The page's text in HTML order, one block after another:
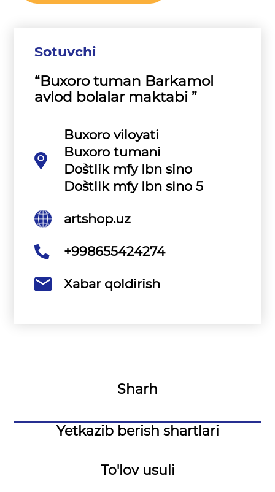
Sotuvchi
“Buxoro tuman Barkamol
avlod bolalar maktabi ”
Buxoro viloyati
Buxoro tumani
Do`stlik mfy Ibn sino
Do`stlik mfy Ibn sino 5
artshop.uz
+998655424274
Xabar qoldirish
Sharh
Yetkazib berish shartlari
To'lov usuli